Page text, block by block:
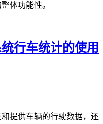
体功能性。
行车统计的使用
提供车辆的行驶数据，还